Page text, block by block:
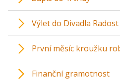
Výlet do Divadla Radost
První měsíc kroužku
Finanční gramotnost